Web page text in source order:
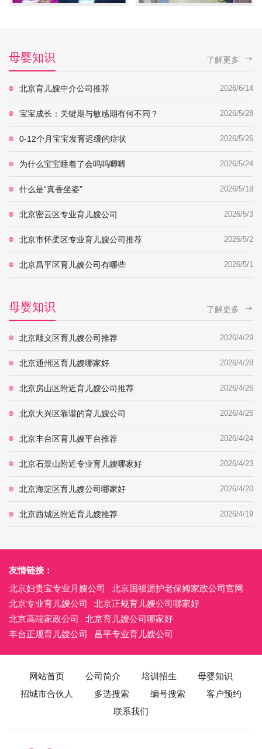
母婴知识 了解更多
北京育儿嫂中介公司推荐 2026/6/14
宝宝成长：关键期与敏感期有何不同？ 2026/5/28
0-12个月宝宝发育迟缓的症状 2026/5/26
为什么宝宝睡着了会呜呜唧唧 2026/5/24
什么是“真香坐姿” 2026/5/18
北京密云区专业育儿嫂公司 2026/5/3
北京市怀柔区专业育儿嫂公司推荐 2026/5/2
北京昌平区育儿嫂公司有哪些 2026/5/1
母婴知识 了解更多
北京顺义区育儿嫂公司推荐 2026/4/29
北京通州区育儿嫂哪家好 2026/4/28
北京房山区附近育儿嫂公司推荐 2026/4/26
北京大兴区靠谱的育儿嫂公司 2026/4/25
北京丰台区育儿嫂平台推荐 2026/4/24
北京石景山附近专业育儿嫂哪家好 2026/4/23
北京海淀区育儿嫂公司哪家好 2026/4/20
北京西城区附近育儿嫂推荐 2026/4/19
友情链接：
北京妇贵宝专业月嫂公司
北京国福源护老保姆家政公司官网
北京专业育儿嫂公司
北京正规育儿嫂公司哪家好
北京高端家政公司
北京育儿嫂公司哪家好
丰台正规育儿嫂公司
昌平专业育儿嫂公司
网站首页 公司简介 培训招生
母婴知识
招城市合伙人
多选搜索 编号搜索
客户预约
联系我们